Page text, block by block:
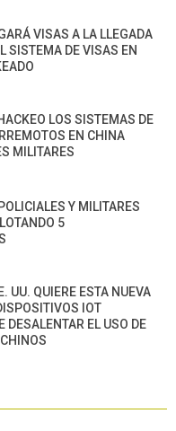
VISAS A LA LLEGADA
SISTEMA DE VISAS EN
LOS SISTEMAS DE
EN CHINA
MILITARES
Y MILITARES
5
UU. QUIERE ESTA NUEVA
IOT
DESALENTAR EL USO DE